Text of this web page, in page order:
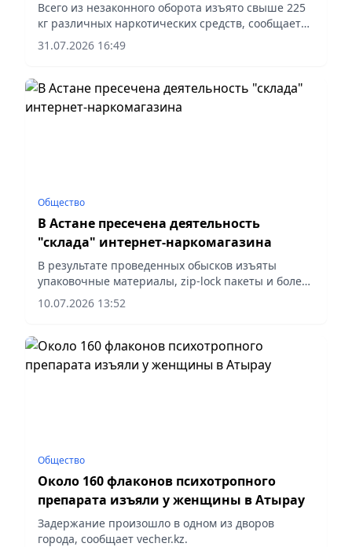
Всего из незаконного оборота изъято свыше 225
кг различных наркотических средств, сообщает
vapress.kz.
31.07.2026 16:49
Общество
В Астане пресечена деятельность
"склада" интернет-наркомагазина
В результате проведенных обысков изъяты
упаковочные материалы, zip-lock пакеты и более
четырех килограммов синтетических наркотиков,
сообщает vapress.kz.
10.07.2026 13:52
Общество
Около 160 флаконов психотропного
препарата изъяли у женщины в Атырау
Задержание произошло в одном из дворов
города, сообщает vecher.kz.